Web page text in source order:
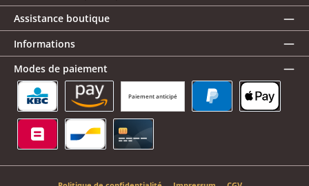
Assistance boutique
Informations
Modes de paiement
Paiement anticipé
KBC/CBC Payment Button
Amazon Pay